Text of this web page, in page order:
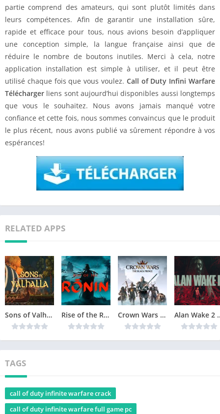
partie comprend des amateurs, qui sont plutôt limités dans
leurs compétences. Afin de garantir une installation sûre,
rapide et efficace pour tous, nous avions besoin d’appliquer
une conception simple, la langue française ainsi que de
réduire le nombre de boutons inutiles. Merci à cela, notre
application installation est simple à utiliser, et il peut être
utilisé chaque fois que vous voulez. Call of Duty Infini Warfare
Télécharger liens sont aujourd’hui disponibles aussi longtemps
que vous le souhaitez. Nous avons jamais manqué votre
confiance et cette fois, nous sommes convaincus que le produit
le plus récent, nous avons publié va sûrement répondre à vos
espérances!
RELATED APPS
Sons of Valhalla Version Complète jeu pour PC Rise of the Ronin Version Complète jeu pour PC Crown Wars The Black Prince Version Complète jeu pour PC Alan Wake
TAGS
call of duty infinite warfare crack
call of duty infinite warfare full game pc